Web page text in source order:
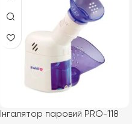
Інгалятор паровий PRO-118